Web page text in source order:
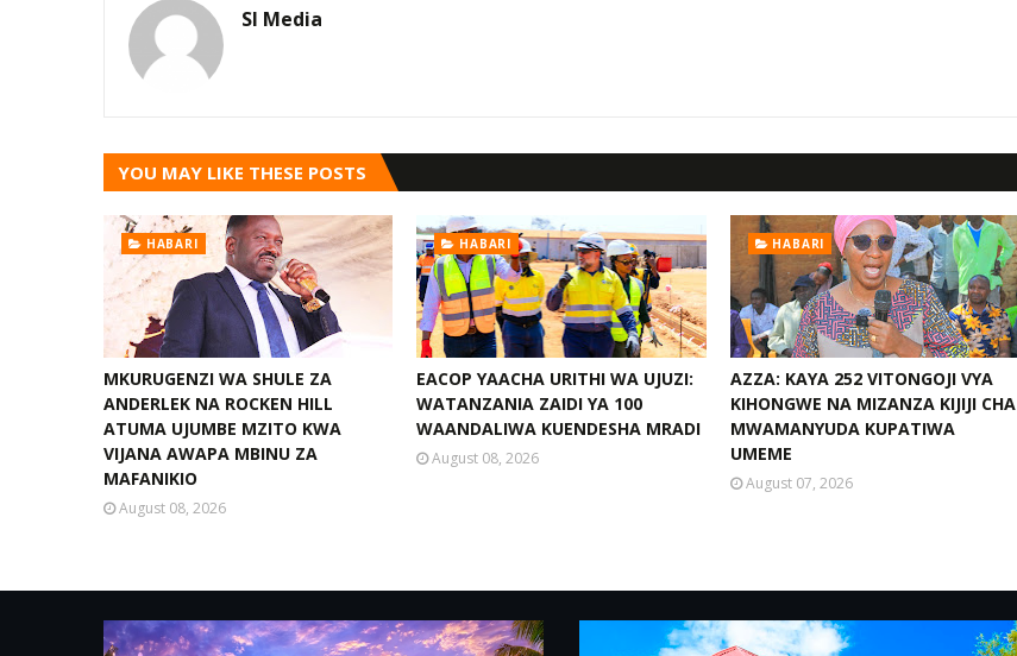
SI Media
YOU MAY LIKE THESE POSTS
HABARI
MKURUGENZI WA SHULE ZA
ANDERLEK NA ROCKEN HILL
ATUMA UJUMBE MZITO KWA
VIJANA AWAPA MBINU ZA
MAFANIKIO
August 08, 2026
HABARI
EACOP YAACHA URITHI WA UJUZI:
WATANZANIA ZAIDI YA 100
WAANDALIWA KUENDESHA MRADI
August 08, 2026
HABARI
AZZA: KAYA 252 VITONGOJI VYA
KIHONGWE NA MIZANZA KIJIJI CHA
MWAMANYUDA KUPATIWA
UMEME
August 07, 2026